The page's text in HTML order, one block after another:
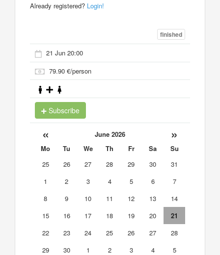
Already registered? Login!
finished
21 Jun 20:00
79.90 €/person
Subscribe
« June 2026 »
Mo Tu We Th Fr Sa
Su
25
26 27 28 29 30
31
1
2 3 4 5 6
7
8
9 10 11 12 13
14
15
16 17 18 19 20
21
22
23 24 25 26 27
28
29
30 1 2 3 4 5